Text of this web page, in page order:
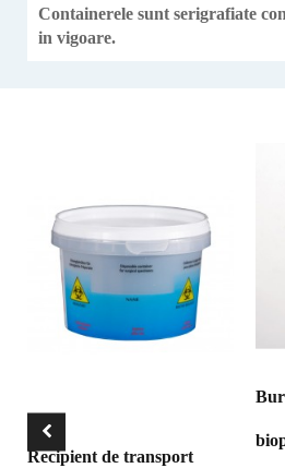
Containerele sunt serigrafiate
in vigoare.
Recipient de transport